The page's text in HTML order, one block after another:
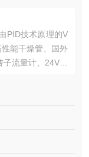
PID技术原理的V
能干燥管、国外
流量计、24V电